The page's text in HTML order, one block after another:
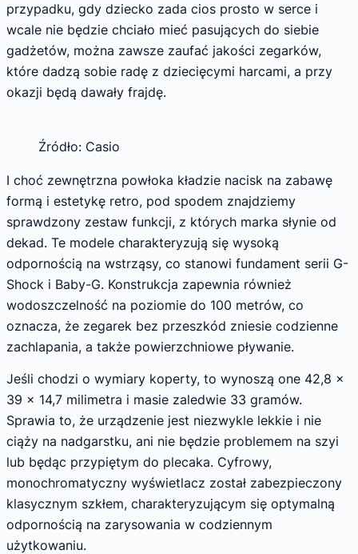
przypadku, gdy dziecko zada cios prosto w serce i
wcale nie będzie chciało mieć pasujących do siebie
gadżetów, można zawsze zaufać jakości zegarków,
które dadzą sobie radę z dziecięcymi harcami, a przy
okazji będą dawały frajdę.
Źródło: Casio
I choć zewnętrzna powłoka kładzie nacisk na zabawę
formą i estetykę retro, pod spodem znajdziemy
sprawdzony zestaw funkcji, z których marka słynie od
dekad. Te modele charakteryzują się wysoką
odpornością na wstrząsy, co stanowi fundament serii G-
Shock i Baby-G. Konstrukcja zapewnia również
wodoszczelność na poziomie do 100 metrów, co
oznacza, że zegarek bez przeszkód zniesie codzienne
zachlapania, a także powierzchniowe pływanie.
Jeśli chodzi o wymiary koperty, to wynoszą one 42,8 x
39 x 14,7 milimetra i masie zaledwie 33 gramów.
Sprawia to, że urządzenie jest niezwykle lekkie i nie
ciąży na nadgarstku, ani nie będzie problemem na szyi
lub będąc przypiętym do plecaka. Cyfrowy,
monochromatyczny wyświetlacz został zabezpieczony
klasycznym szkłem, charakteryzującym się optymalną
odpornością na zarysowania w codziennym
użytkowaniu.